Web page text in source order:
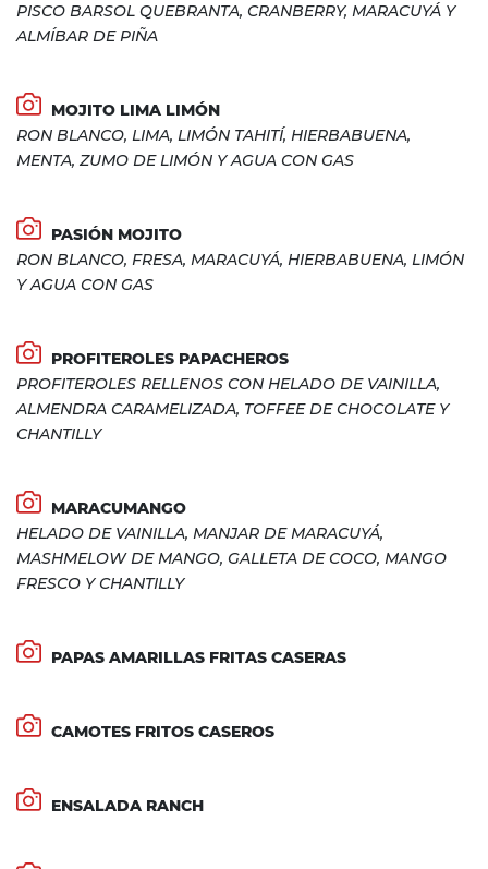
PISCO BARSOL QUEBRANTA, CRANBERRY, MARACUYÁ Y
ALMÍBAR DE PIÑA
MOJITO LIMA LIMÓN
RON BLANCO, LIMA, LIMÓN TAHITÍ, HIERBABUENA,
MENTA, ZUMO DE LIMÓN Y AGUA CON GAS
PASIÓN MOJITO
RON BLANCO, FRESA, MARACUYÁ, HIERBABUENA, LIMÓN
Y AGUA CON GAS
PROFITEROLES PAPACHEROS
PROFITEROLES RELLENOS CON HELADO DE VAINILLA,
ALMENDRA CARAMELIZADA, TOFFEE DE CHOCOLATE Y
CHANTILLY
MARACUMANGO
HELADO DE VAINILLA, MANJAR DE MARACUYÁ,
MASHMELOW DE MANGO, GALLETA DE COCO, MANGO
FRESCO Y CHANTILLY
PAPAS AMARILLAS FRITAS CASERAS
CAMOTES FRITOS CASEROS
ENSALADA RANCH